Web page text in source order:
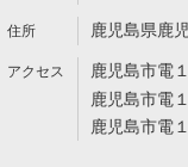
鹿児島県鹿
鹿児島市電
鹿児島市電
鹿児島市電